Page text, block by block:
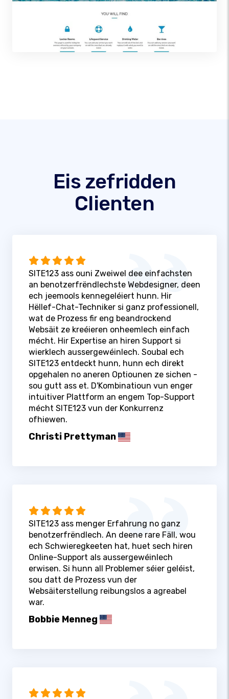
Eis zefridden
Clienten
SITE123 ass ouni Zweiwel dee einfachsten
an benotzerfrëndlechste Webdesigner, deen
ech jeemools kennegeléiert hunn. Hir
Hëllef-Chat-Techniker si ganz professionell,
wat de Prozess fir eng beandrockend
Websäit ze kreéieren onheemlech einfach
mécht. Hir Expertise an hiren Support si
wierklech aussergewéinlech. Soubal ech
SITE123 entdeckt hunn, hunn ech direkt
opgehalen no aneren Optiounen ze sichen -
sou gutt ass et. D'Kombinatioun vun enger
intuitiver Plattform an engem Top-Support
mécht SITE123 vun der Konkurrenz
ofhiewen.
Christi Prettyman
SITE123 ass menger Erfahrung no ganz
benotzerfrëndlech. An deene rare Fäll, wou
ech Schwieregkeeten hat, huet sech hiren
Online-Support als aussergewéinlech
erwisen. Si hunn all Problemer séier geléist,
sou datt de Prozess vun der
Websäiterstellung reibungslos a agreabel
war.
Bobbie Menneg